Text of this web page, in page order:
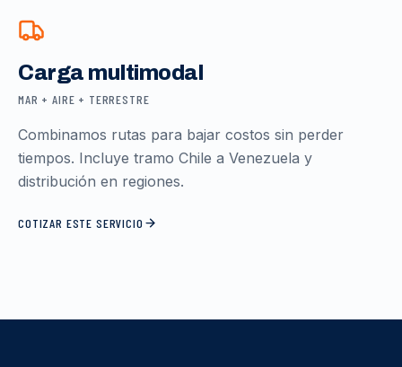
Carga multimodal
MAR + AIRE + TERRESTRE
Combinamos rutas para bajar costos sin perder
tiempos. Incluye tramo Chile a Venezuela y
distribución en regiones.
COTIZAR ESTE SERVICIO